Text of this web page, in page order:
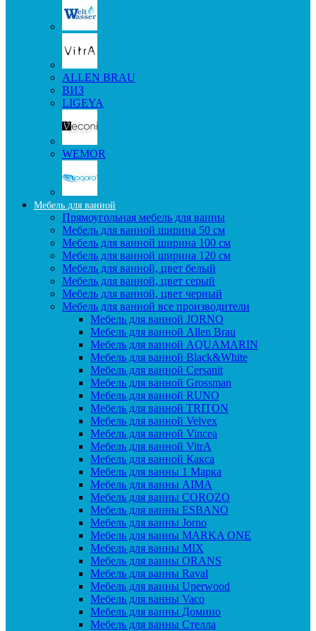
ALLEN BRAU
ВИЗ
LIGEYA
WEMOR
Мебель для ванной
Прямоугольная мебель для ванны
Мебель для ванной ширина 50 см
Мебель для ванной ширина 100 см
Мебель для ванной ширина 120 см
Мебель для ванной, цвет белый
Мебель для ванной, цвет серый
Мебель для ванной, цвет черный
Мебель для ванной все производители
Мебель для ванной JORNO
Мебель для ванной Allen Brau
Мебель для ванной AQUAMARIN
Мебель для ванной Black&White
Мебель для ванной Cersanit
Мебель для ванной Grossman
Мебель для ванной RUNO
Мебель для ванной TRITON
Мебель для ванной Velvex
Мебель для ванной Vincea
Мебель для ванной VitrA
Мебель для ванной Какса
Мебель для ванны 1 Марка
Мебель для ванны AIMA
Мебель для ванны COROZO
Мебель для ванны ESBANO
Мебель для ванны Jorno
Мебель для ванны MARKA ONE
Мебель для ванны MIX
Мебель для ванны ORANS
Мебель для ванны Raval
Мебель для ванны Uperwood
Мебель для ванны Vaco
Мебель для ванны Домино
Мебель для ванны Стелла